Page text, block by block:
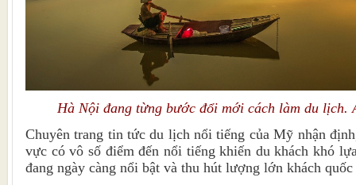
Hà Nội đang từng bước đổi mới cách làm du lịch.
Chuyên trang tin tức du lịch nổi tiếng của Mỹ nhận
vực có vô số điểm đến nổi tiếng khiến du khách khó
đang ngày càng nổi bật và thu hút lượng lớn khách quốc